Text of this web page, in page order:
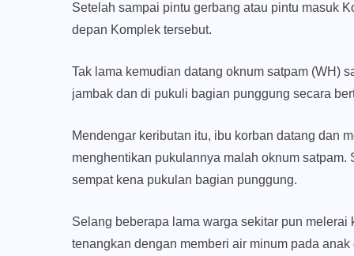
Setelah sampai pintu gerbang atau pintu masuk
depan Komplek tersebut.
Tak lama kemudian datang oknum satpam (WH)
jambak dan di pukuli bagian punggung secara
Mendengar keributan itu, ibu korban datang dan
menghentikan pukulannya malah oknum
sempat kena pukulan bagian punggung.
Selang beberapa lama warga sekitar pun
tenangkan dengan memberi air minum pada